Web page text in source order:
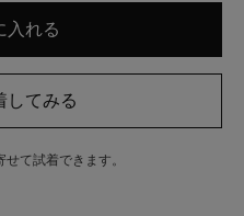
て試着できます。